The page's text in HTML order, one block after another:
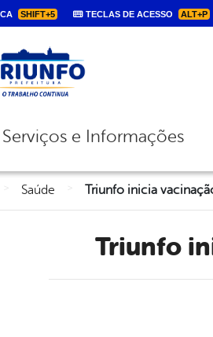
SHIFT+5 TECLAS DE ACESSO ALT+P
menu principal de navegação
Serviços e Informações
está aqui:
Saúde
Triunfo